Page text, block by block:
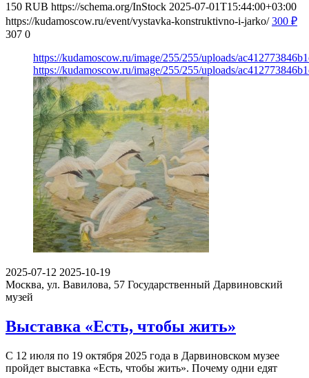
150 RUB https://schema.org/InStock 2025-07-01T15:44:00+03:00
https://kudamoscow.ru/event/vystavka-konstruktivno-i-jarko/ 300 ₽
307 0
https://kudamoscow.ru/image/255/255/uploads/
https://kudamoscow.ru/image/255/255/uploads/
2025-07-12 2025-10-19
Москва, ул. Вавилова, 57 Государственный Дарвиновский
музей
Выставка «Есть, чтобы жить»
С 12 июля по 19 октября 2025 года в Дарвиновском музее
пройдет выставка «Есть, чтобы жить». Почему одни едят